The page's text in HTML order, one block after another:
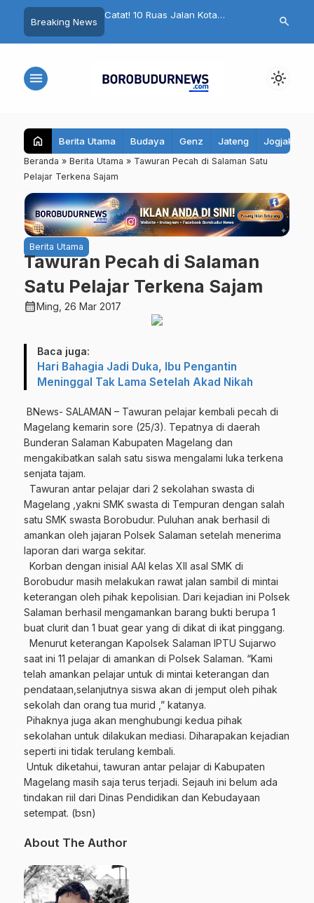
Breaking News
Komentar
Sampaikan
Catat! 10 Ruas Jalan Kota
Ini, Pengendara Diminta Hindari
El Nino
Pasukan
search
menu light_mode
home Berita Utama Budaya Genz Jateng Jogjakarta
Beranda » Berita Utama » Tawuran Pecah di Salaman Satu
Pelajar Terkena Sajam
Berita Utama
Tawuran Pecah di Salaman
Satu Pelajar Terkena Sajam
calendar_monthMing, 26 Mar 2017
Baca juga:
Hari Bahagia Jadi Duka, Ibu Pengantin
Meninggal Tak Lama Setelah Akad Nikah
BNews- SALAMAN – Tawuran pelajar kembali pecah di
Magelang kemarin sore (25/3). Tepatnya di daerah
Bunderan Salaman Kabupaten Magelang dan
mengakibatkan salah satu siswa mengalami luka terkena
senjata tajam.
Tawuran antar pelajar dari 2 sekolahan swasta di
Magelang ,yakni SMK swasta di Tempuran dengan salah
satu SMK swasta Borobudur. Puluhan anak berhasil di
amankan oleh jajaran Polsek Salaman setelah menerima
laporan dari warga sekitar.
Korban dengan inisial AAI kelas XII asal SMK di
Borobudur masih melakukan rawat jalan sambil di mintai
keterangan oleh pihak kepolisian. Dari kejadian ini Polsek
Salaman berhasil mengamankan barang bukti berupa 1
buat clurit dan 1 buat gear yang di dikat di ikat pinggang.
Menurut keterangan Kapolsek Salaman IPTU Sujarwo
saat ini 11 pelajar di amankan di Polsek Salaman. “Kami
telah amankan pelajar untuk di mintai keterangan dan
pendataan,selanjutnya siswa akan di jemput oleh pihak
sekolah dan orang tua murid ,” katanya.
Pihaknya juga akan menghubungi kedua pihak
sekolahan untuk dilakukan mediasi. Diharapakan kejadian
seperti ini tidak terulang kembali.
Untuk diketahui, tawuran antar pelajar di Kabupaten
Magelang masih saja terus terjadi. Sejauh ini belum ada
tindakan riil dari Dinas Pendidikan dan Kebudayaan
setempat. (bsn)
About The Author